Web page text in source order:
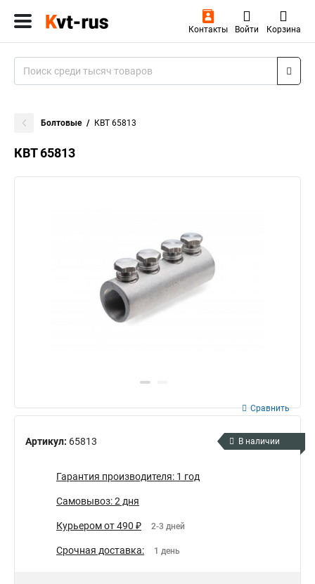
Контакты Войти Корзина
Болтовые КВТ 65813
КВТ 65813
Артикул: 65813
Сравнить
В наличии
Гарантия производителя: 1 год
Самовывоз: 2 дня
Курьером от 490 ₽ 2-3 дней
Срочная доставка: 1 день